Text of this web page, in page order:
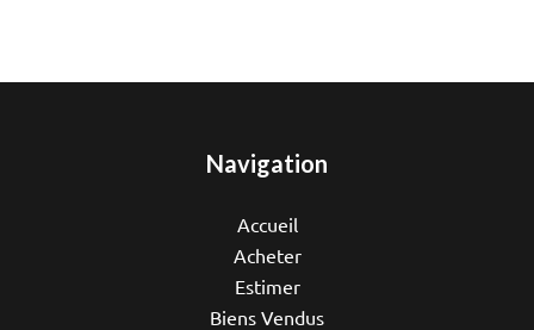
Navigation
Accueil
Acheter
Estimer
Biens Vendus